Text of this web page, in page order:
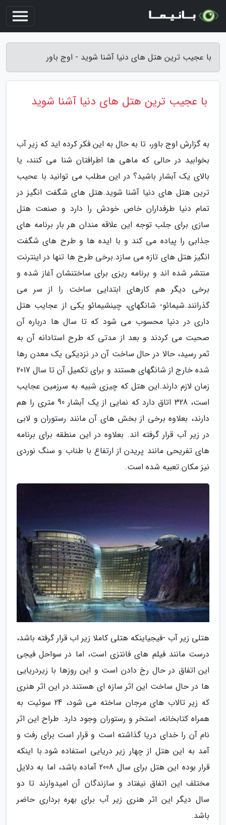
با عجیب ترین هتل های دنیا آشنا شوید - اوج باور
با عجیب ترین هتل های دنیا آشنا شوید
به گزارش اوج باور، تا به حال به این فکر کرده اید که زیر آب
بخوابید در حالی که ماهی ها اطرافتان شنا می کنند، یا
بالای یک آبشار باشید؟ در این مطلب می توانید با عحیب
ترین هتل های دنیا آشنا شوید.هتل های شگفت انگیز در
تمام دنیا طرفداران خاص خودش را دارد و صنعت هتل
سازی برای جلب توجه این علاقه مندان هر بار برنامه های
جذابی را پیاده می کند و با ایده ها و طرح های شگفت
انگیز هتل های تازه می سازد.برخی طرح ها تنها در اینترنت
منتشر شده اند و برنامه ریزی برای ساختنشان آغاز شده و
برخی دیگر هم کارهای ابتدایی ساخت را از سر می
گذرانند.شیمائو- شانگهای، چینشیمائو یکی از عجایب هتل
داری در دنیا محسوب می شود که تا سال ها درباره آن
صحبت می کردند و بعد از مدتی که طرح استادانه آن به
ثمر رسید، حالا در حال ساخت آن در نزدیکی یک معدن رها
شده خارج از شانگهای هستند و برای تکمیل آن تا سال 2017
زمان لازم دارند.این هتل که چیزی شبیه به سرزمین عجایب
است، 328 اتاق دارد که نمایی از یک آبشار 90 متری را هم
دارند، بعلاوه برخی از بخش های آن مانند رستوران و لابی
در زیر آب قرار گرفته اند. بعلاوه در این منطقه برای برنامه
های تفریحی مانند پریدن از ارتفاع با طناب و سنگ نوردی
نیز مکان تعبیه شده است.
هتلی زیر آب -فیجیاینکه هتلی کاملا زیر اب قرار گرفته باشد،
درست مانند فیلم های فانتزی است، اما در سواحل فیجی
این اتفاق در حال رخ دادن است و این روزها با زیردریایی
ها در حال ساخت این اثر سازه ای هستند.در این اثر هنری
که زیر تالاب های مرجان ساخته می شود، 24 سوئیت به
همراه کتابخانه، استخر و رستوران وجود دارد. طراح این اثر
نام آن را خدای دریا گذاشته است و قرار است برای رفت و
آمد به این هتل از چهار زیر دریایی استفاده شود.با اینکه
قرار بوده این هتل برای سال 2008 آماده باشد، اما به دلایل
مختلف این اتفاق نیفتاد و سازندگان آن امیدوارند تا دو
سال دیگر این اثر هنری زیر آب برای بهره برداری حاضر
باشد.